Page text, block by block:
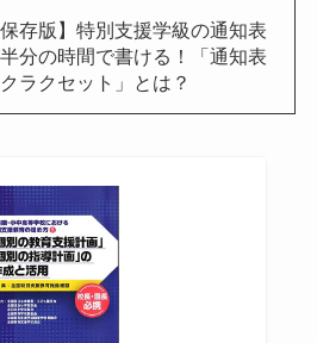
保存版】特別支援学級の通知表
分の時間で書ける！「通知表
ラクセット」とは？